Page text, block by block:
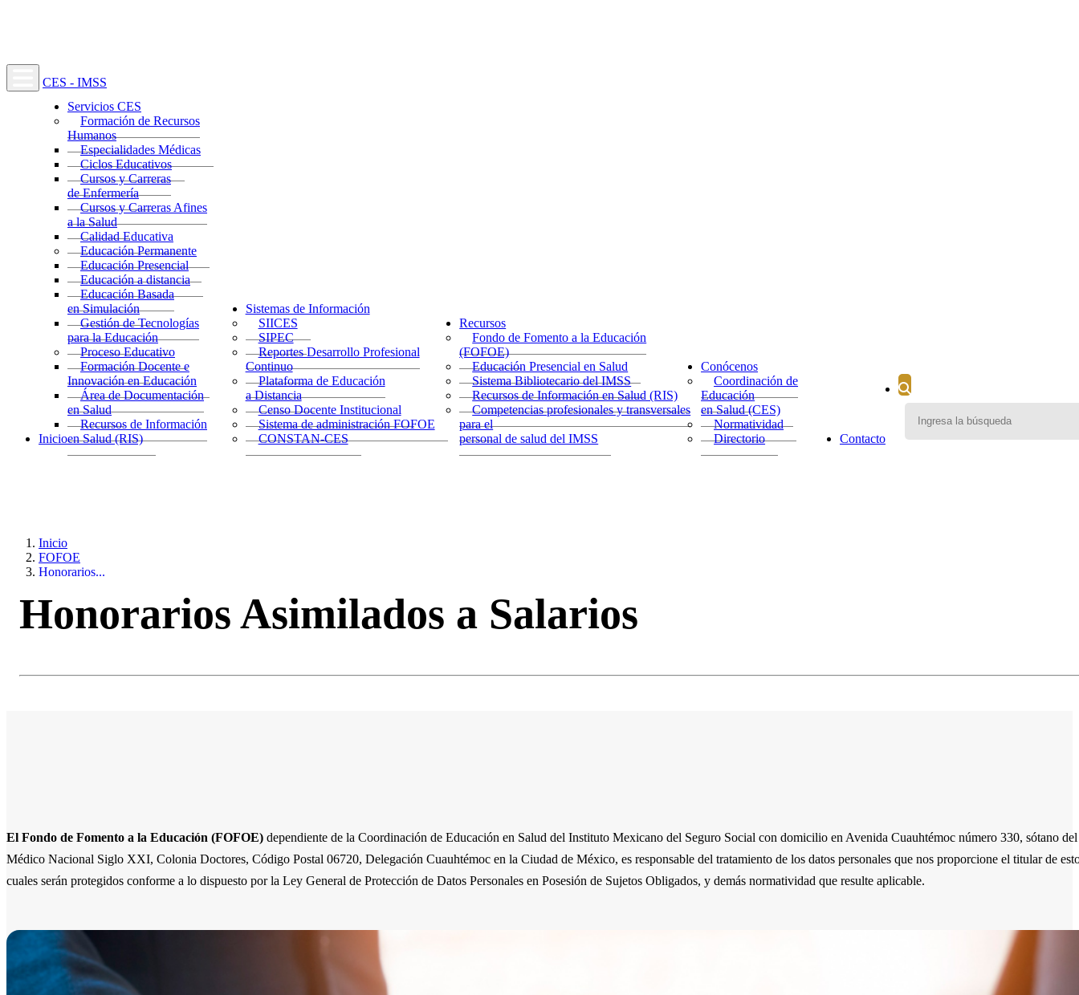
CES - IMSS
Inicio
Servicios CES
Formación de Recursos
Humanos
Especialidades Médicas
Ciclos Educativos
Cursos y Carreras
de Enfermería
Cursos y Carreras Afines
a la Salud
Calidad Educativa
Educación Permanente
Educación Presencial
Educación a distancia
Educación Basada
en Simulación
Gestión de Tecnologías
para la Educación
Proceso Educativo
Formación Docente e
Innovación en Educación
Área de Documentación
en Salud
Recursos de Información
en Salud (RIS)
Sistemas de Información
SIICES
SIPEC
Reportes Desarrollo Profesional
Continuo
Plataforma de Educación
a Distancia
Censo Docente Institucional
Sistema de administración FOFOE
CONSTAN-CES
Recursos
Fondo de Fomento a la Educación
(FOFOE)
Educación Presencial en Salud
Sistema Bibliotecario del IMSS
Recursos de Información en Salud (RIS)
Competencias profesionales y transversales
para el
personal de salud del IMSS
Conócenos
Coordinación de
Educación
en Salud (CES)
Normatividad
Directorio
Contacto
Inicio
FOFOE
Honorarios...
Honorarios Asimilados a Salarios
El Fondo de Fomento a la Educación (FOFOE) dependiente de la Coordinación de Educación en Salud del Instituto Mexicano del Seguro Social con domicilio en Avenida Cuauhtémoc número 330, sótano
Médico Nacional Siglo XXI, Colonia Doctores, Código Postal 06720, Delegación Cuauhtémoc en la Ciudad de México, es responsable del tratamiento de los datos personales que nos proporcione el titular de
cuales serán protegidos conforme a lo dispuesto por la Ley General de Protección de Datos Personales en Posesión de Sujetos Obligados, y demás normatividad que resulte aplicable.